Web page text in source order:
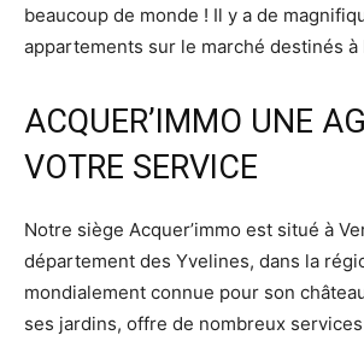
beaucoup de monde ! Il y a de
appartements sur le marché destinés à
ACQUER’IMMO UNE
VOTRE SERVICE
Notre siège Acquer’immo est situé à
département des Yvelines, dans la
mondialement connue pour son
ses jardins, offre de nombreux